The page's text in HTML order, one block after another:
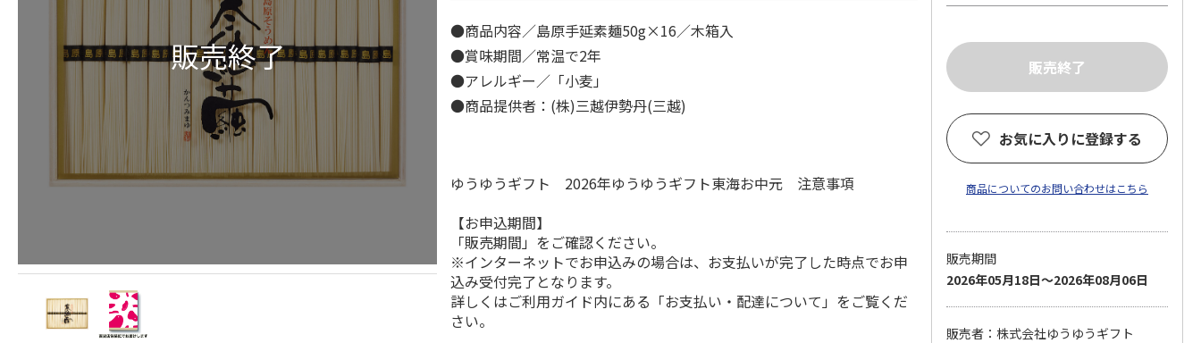
●商品内容／島原手延素麺50g×16／木箱入
●賞味期間／常温で2年
●アレルギー／「小麦」
●商品提供者：(株)三越伊勢丹(三越)
ゆうゆうギフト 2026年ゆうゆうギフト東海お中元 注意事項
【お申込期間】
「販売期間」をご確認ください。
※インターネットでお申込みの場合は、お支払いが完了した時点でお申
込み受付完了となります。
詳しくはご利用ガイド内にある「お支払い・配達について」をご覧くだ
さい。
お気に入りに登録する
商品についてのお問い合わせはこちら
販売期間
2026年05月18日～2026年08月06日
販売者：株式会社ゆうゆうギフト